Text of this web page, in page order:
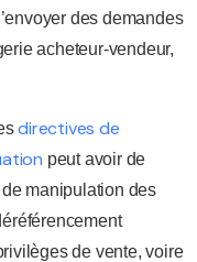
des demandes
acheteur-vendeur,
directives de
peut avoir de
manipulation des
de vente, voire